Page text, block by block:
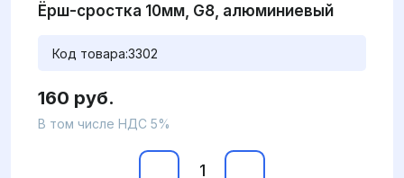
Ёрш-сростка 10мм, G8, алюминиевый
Код товара:3302
160 руб.
В том числе НДС 5%